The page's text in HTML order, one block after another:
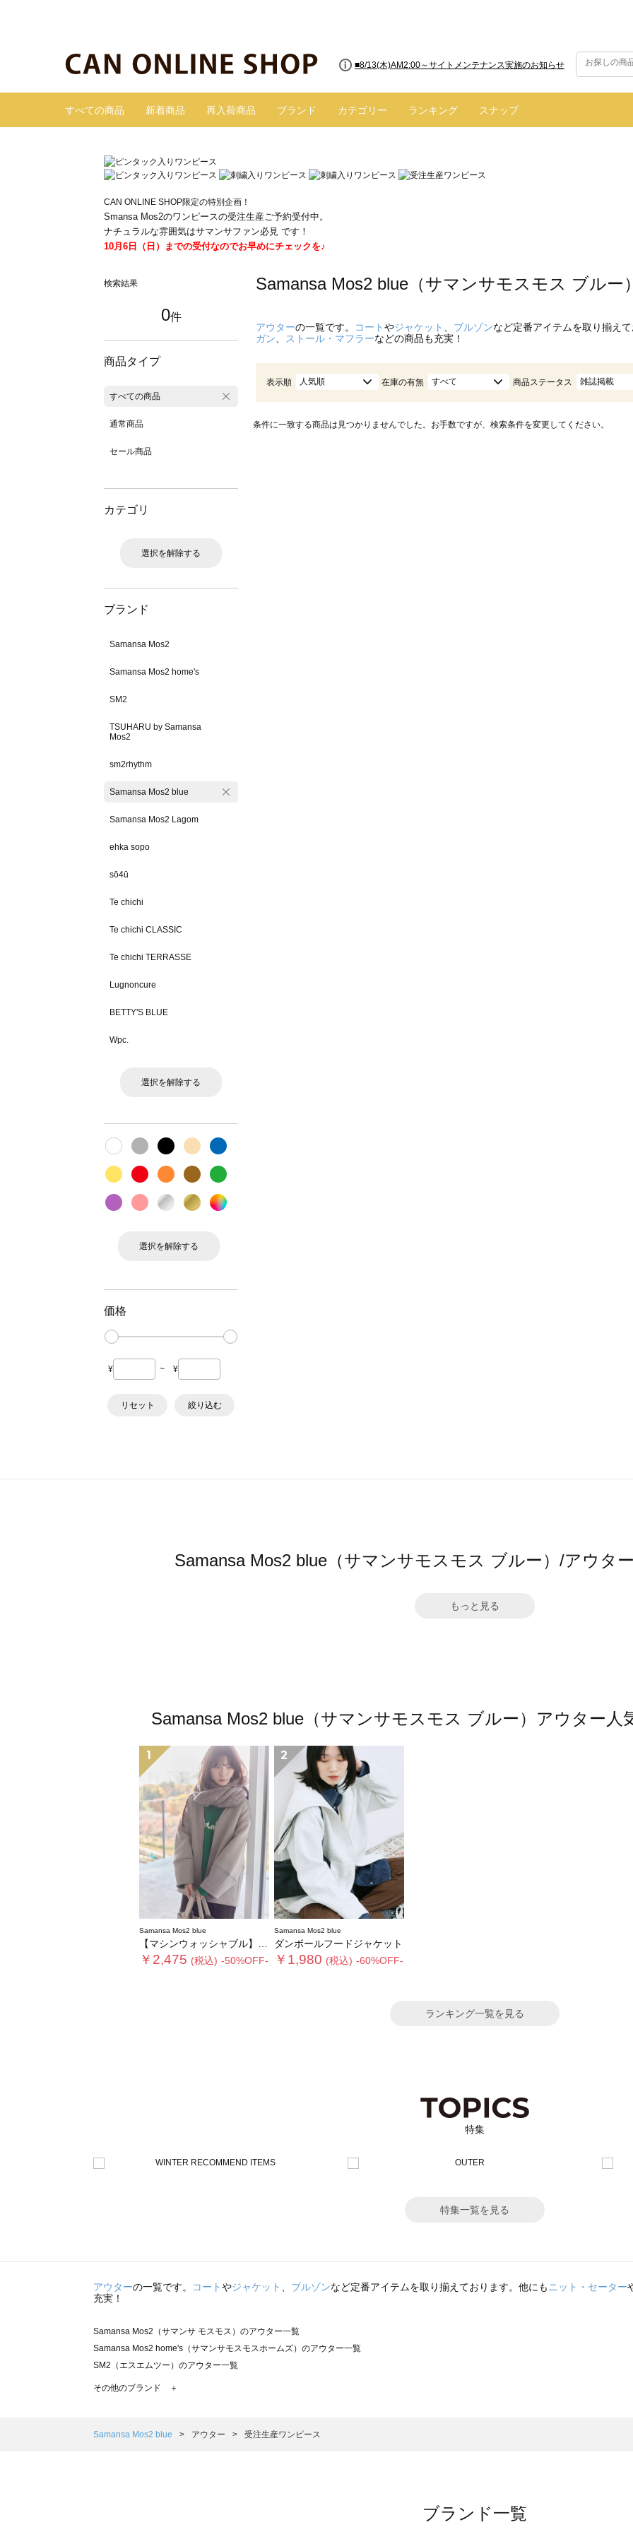
■8/13(木)AM2:00～サイトメンテナンス実施のお知らせ
すべての商品 新着商品 再入荷商品 ブランド カテゴリー ランキング スナップ
CAN ONLINE SHOP限定の特別企画！
Smansa Mos2のワンピースの受注生産ご予約受付中。
ナチュラルな雰囲気はサマンサファン必見 です！
10月6日（日）までの受付なのでお早めにチェックを♪
検索結果
0件
商品タイプ
すべての商品
通常商品
セール商品
カテゴリ
選択を解除する
ブランド
Samansa Mos2
Samansa Mos2 home's
SM2
TSUHARU by Samansa
Mos2
sm2rhythm
Samansa Mos2 blue
Samansa Mos2 Lagom
ehka sopo
sō4ū
Te chichi
Te chichi CLASSIC
Te chichi TERRASSE
Lugnoncure
BETTY'S BLUE
Wpc.
選択を解除する
選択を解除する
価格
¥ ~ ¥
リセット 絞り込む
Samansa Mos2 blue（サマンサモスモス ブルー
アウターの一覧です。 コートやジャケット ブルゾンなど定番アイテムを取り揃え
ガン
ストール・マフラーなどの商品も充実！
表示順 人気順 在庫の有無 すべて 商品ステータス 雑誌掲載
条件に一致する商品は見つかりませんでした。お手数ですが、検索条件を変更してください。
Samansa Mos2 blue（サマンサモスモス ブルー）/アウタ
もっと見る
Samansa Mos2 blue（サマンサモスモス ブルー）アウター
1
Samansa Mos2 blue
【マシンウォッシャブル】マルチスタイルボンディングブルゾン
￥2,475 (税込) -50%OFF-
2
Samansa Mos2 blue
ダンボールフードジャケット
￥1,980 (税込) -60%OFF-
ランキング一覧を見る
特集
特集一覧を見る
アウターの一覧です。 コートやジャケット 、 ブルゾンなど定番アイテムを取り揃えております。他にもニット・セーター
充実！
Samansa Mos2（サマンサ モスモス）のアウター一覧
Samansa Mos2 home's（サマンサモスモスホームズ）のアウター一覧
SM2（エスエムツー）のアウター一覧
TSUHARU by Samansa Mos2（ツハルバイサマンサモスモス）のアウター一覧
Samansa Mos2 Lagom（サマンサモスモス ラーゴム）のアウター一覧
その他のブランド ＋
Samansa Mos2 blue アウター 受注生産ワンピース
ブランド一覧